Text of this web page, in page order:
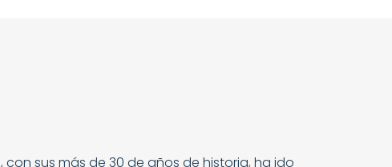
con sus más de 30 de años de historia, ha ido